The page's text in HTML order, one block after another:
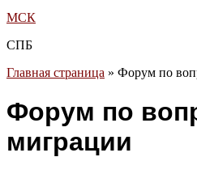
МСК
СПБ
Главная страница » Форум по
Форум по
миграции